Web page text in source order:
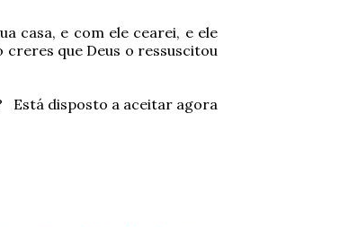
casa, e com ele cearei, e ele
creres que Deus o ressuscitou
Está disposto a aceitar agora